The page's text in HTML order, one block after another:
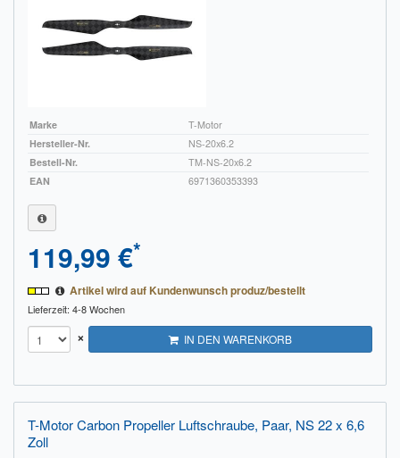
Marke
T-Motor
Hersteller-Nr.
NS-20x6.2
Bestell-Nr.
TM-NS-20x6.2
EAN
6971360353393
119,99 €*
Artikel wird auf Kundenwunsch produz/bestellt
Lieferzeit: 4-8 Wochen
× IN DEN WARENKORB
T-Motor Carbon Propeller Luftschraube, Paar, NS 22 x 6,6
Zoll